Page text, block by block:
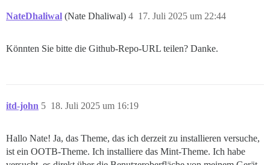
NateDhaliwal (Nate Dhaliwal) 17. Juli 2025 um 22:44
4
Könnten Sie bitte die Github-Repo-URL teilen? Danke.
itd-john 18. Juli 2025 um 16:19
5
Hallo Nate! Ja, das Theme, das ich derzeit zu installieren versuche,
ist ein OOTB-Theme. Ich installiere das Mint-Theme. Ich habe